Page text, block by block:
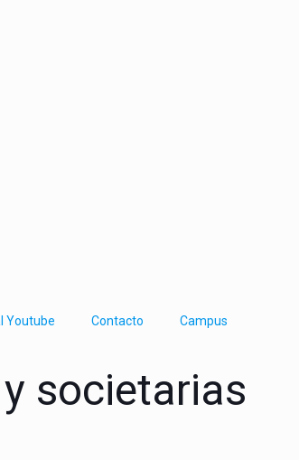
Youtube Contacto Campus
societarias